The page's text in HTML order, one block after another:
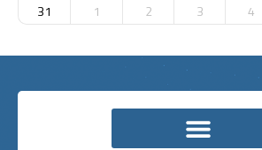
31
1 2 3 4